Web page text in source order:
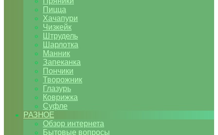
Пицца
Хачапури
Чизкейк
Штрудель
Шарлотка
Манник
Запеканка
Пончики
Творожник
Глазурь
Коврижка
Суфле
РАЗНОЕ
Обзор интернета
Бытовые вопросы